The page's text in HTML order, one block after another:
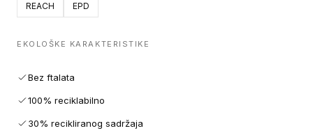
REACH EPD
EKOLOŠKE KARAKTERISTIKE
Bez ftalata
100% reciklabilno
30% recikliranog sadržaja